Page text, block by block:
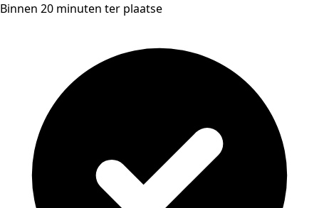
Binnen 20 minuten ter plaatse